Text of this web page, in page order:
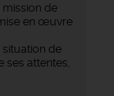
de
en œuvre
de
ses attentes,